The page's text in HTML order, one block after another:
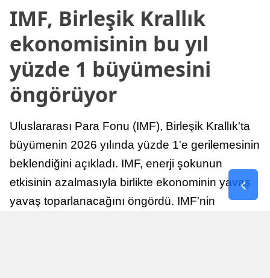
IMF, Birleşik Krallık
ekonomisinin bu yıl
yüzde 1 büyümesini
öngörüyor
Uluslararası Para Fonu (IMF), Birleşik Krallık'ta
büyümenin 2026 yılında yüzde 1'e gerilemesinin
beklendiğini açıkladı. IMF, enerji şokunun
etkisinin azalmasıyla birlikte ekonominin yavaş
yavaş toparlanacağını öngördü. IMF'nin